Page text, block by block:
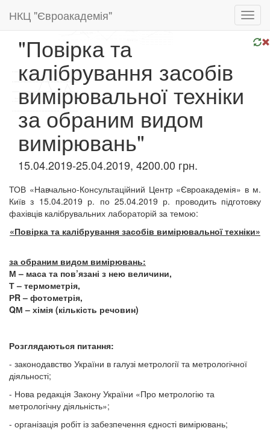
НКЦ "Євроакадемія"
"Повірка та
калібрування засобів
вимірювальної техніки
за обраним видом
вимірювань"
15.04.2019-25.04.2019, 4200.00 грн.
ТОВ «Навчально-Консультаційний Центр «Євроакадемія» в м.
Київ з 15.04.2019 р. по 25.04.2019 р. проводить підготовку
фахівців калібрувальних лабораторій за темою:
«Повірка та калібрування засобів вимірювальної техніки»
за обраним видом вимірювань:
М – маса та пов’язані з нею величини,
Т – термометрія,
РR – фотометрія,
QМ – хімія (кількість речовин)
Розглядаються питання:
- законодавство України в галузі метрології та метрологічної
діяльності;
- Нова редакція Закону України «Про метрологію та
метрологічну діяльність»;
- організація робіт із забезпечення єдності вимірювань;